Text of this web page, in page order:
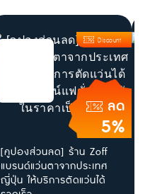
ลด
5%
Discount
[คูปองส่วนลด] ร้าน Zoff
แบรนด์แว่นตาจากประเทศ
ญี่ปุ่น ให้บริการตัดแว่นได้